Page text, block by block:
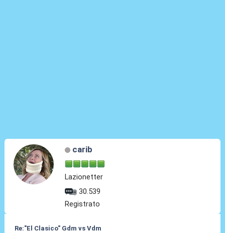
carib
Lazionetter
30.539
Registrato
Re:"El Clasico" Gdm vs Vdm